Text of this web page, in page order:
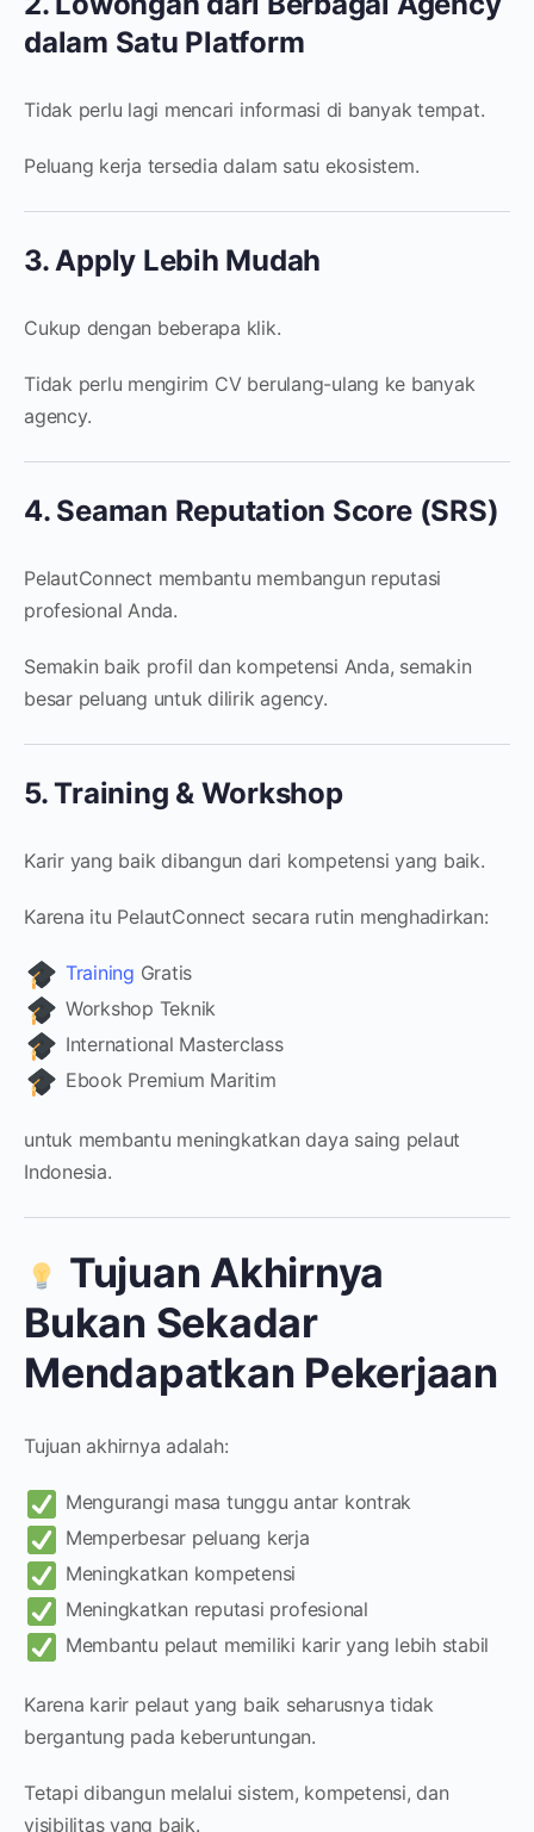
dalam Satu Platform
Tidak perlu lagi mencari informasi di banyak tempat.
Peluang kerja tersedia dalam satu ekosistem.
3. Apply Lebih Mudah
Cukup dengan beberapa klik.
Tidak perlu mengirim CV berulang-ulang ke banyak
agency.
4. Seaman Reputation Score (SRS)
PelautConnect membantu membangun reputasi
profesional Anda.
Semakin baik profil dan kompetensi Anda, semakin
besar peluang untuk dilirik agency.
5. Training & Workshop
Karir yang baik dibangun dari kompetensi yang baik.
Karena itu PelautConnect secara rutin menghadirkan:
Training Gratis
Workshop Teknik
International Masterclass
Ebook Premium Maritim
untuk membantu meningkatkan daya saing pelaut
Indonesia.
Tujuan Akhirnya
Bukan Sekadar
Mendapatkan Pekerjaan
Tujuan akhirnya adalah:
Mengurangi masa tunggu antar kontrak
Memperbesar peluang kerja
Meningkatkan kompetensi
Meningkatkan reputasi profesional
Membantu pelaut memiliki karir yang lebih stabil
Karena karir pelaut yang baik seharusnya tidak
bergantung pada keberuntungan.
Tetapi dibangun melalui sistem, kompetensi, dan
visibilitas yang baik.